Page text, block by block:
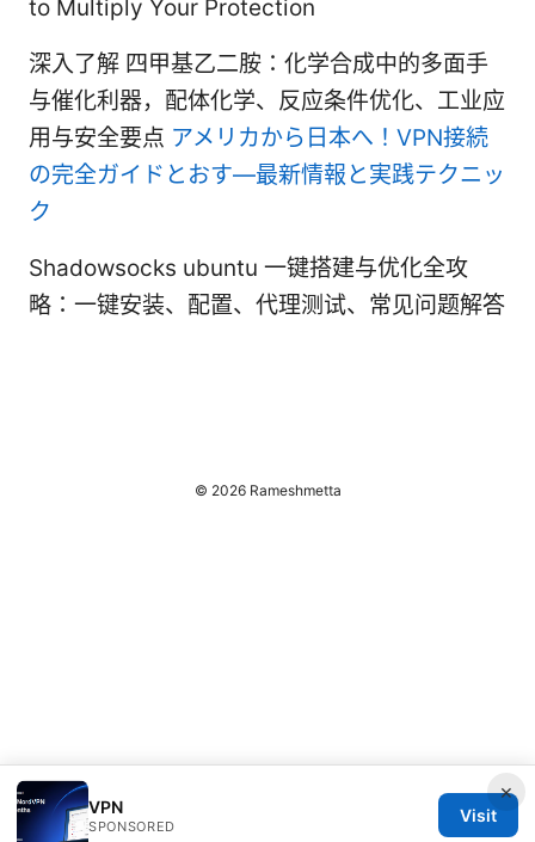
to Multiply Your Protection
深入了解 四甲基乙二胺：化学合成中的多面手
与催化利器，配体化学、反应条件优化、工业应
用与安全要点 アメリカから日本へ！VPN接続
の完全ガイドとおす—最新情報と実践テクニッ
ク
Shadowsocks ubuntu 一键搭建与优化全攻
略：一键安装、配置、代理测试、常见问题解答
×
VPN
SPONSORED
Visit
© 2026 Rameshmetta